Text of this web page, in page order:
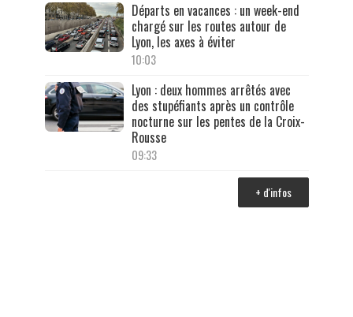
Départs en vacances : un week-end
chargé sur les routes autour de
Lyon, les axes à éviter
10:03
Lyon : deux hommes arrêtés avec
des stupéfiants après un contrôle
nocturne sur les pentes de la Croix-
Rousse
09:33
+ d'infos